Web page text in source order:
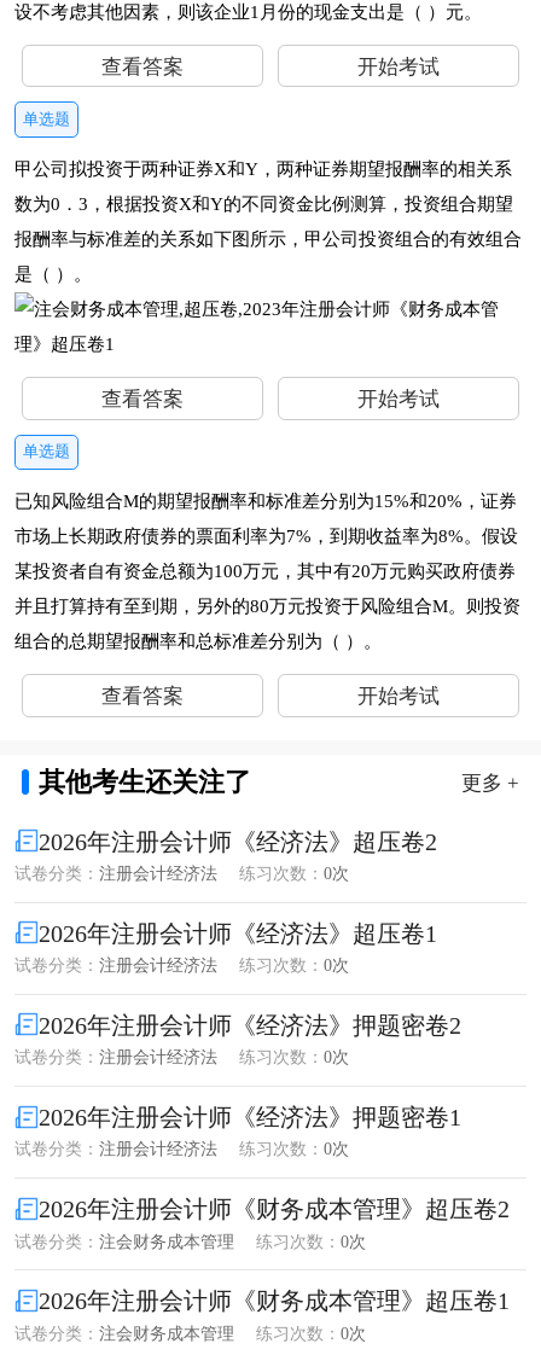
设不考虑其他因素，则该企业1月份的现金支出是（ ）元。
查看答案 开始考试
单选题
甲公司拟投资于两种证券X和Y，两种证券期望报酬率的相关系
数为0．3，根据投资X和Y的不同资金比例测算，投资组合期望
报酬率与标准差的关系如下图所示，甲公司投资组合的有效组合
是（ ）。
查看答案 开始考试
单选题
已知风险组合M的期望报酬率和标准差分别为15%和20%，证券
市场上长期政府债券的票面利率为7%，到期收益率为8%。假设
某投资者自有资金总额为100万元，其中有20万元购买政府债券
并且打算持有至到期，另外的80万元投资于风险组合M。则投资
组合的总期望报酬率和总标准差分别为（ ）。
查看答案 开始考试
其他考生还关注了 更多 +
2026年注册会计师《经济法》超压卷2
试卷分类： 注册会计经济法 练习次数： 0次
2026年注册会计师《经济法》超压卷1
试卷分类： 注册会计经济法 练习次数： 0次
2026年注册会计师《经济法》押题密卷2
试卷分类： 注册会计经济法 练习次数： 0次
2026年注册会计师《经济法》押题密卷1
试卷分类： 注册会计经济法 练习次数： 0次
2026年注册会计师《财务成本管理》超压卷2
试卷分类： 注会财务成本管理 练习次数： 0次
2026年注册会计师《财务成本管理》超压卷1
试卷分类： 注会财务成本管理 练习次数： 0次